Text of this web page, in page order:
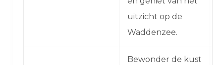
uitzicht op de
Waddenzee.
Bewonder de kust